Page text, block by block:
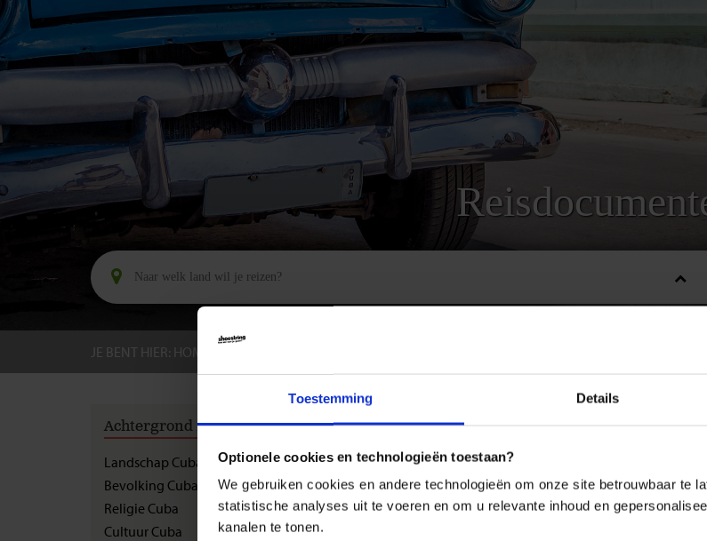
Toestemming Details
Optionele cookies en technologieën toestaan?
We gebruiken cookies en andere technologieën om onze site betrouwbaar te
statistische analyses uit te voeren en om u relevante inhoud en
kanalen te tonen.
JE BENT HIER: HOME
Achtergrond informatie
Landschap Cuba
Bevolking Cuba
Religie Cuba
Cultuur Cuba
Internationaal paspoort:
Wij adviseren je om op reis te gaan met een internationaal